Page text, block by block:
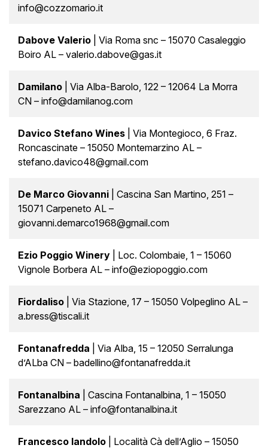
info@cozzomario.it
Dabove Valerio | Via Roma snc – 15070 Casaleggio
Boiro AL – valerio.dabove@gas.it
Damilano | Via Alba-Barolo, 122 – 12064 La Morra
CN – info@damilanog.com
Davico Stefano Wines | Via Montegioco, 6 Fraz.
Roncascinate – 15050 Montemarzino AL –
stefano.davico48@gmail.com
De Marco Giovanni | Cascina San Martino, 251 –
15071 Carpeneto AL –
giovanni.demarco1968@gmail.com
Ezio Poggio Winery | Loc. Colombaie, 1 – 15060
Vignole Borbera AL – info@eziopoggio.com
Fiordaliso | Via Stazione, 17 – 15050 Volpeglino AL –
a.bress@tiscali.it
Fontanafredda | Via Alba, 15 – 12050 Serralunga
d’ALba CN – badellino@fontanafredda.it
Fontanalbina | Cascina Fontanalbina, 1 – 15050
Sarezzano AL – info@fontanalbina.it
Francesco Iandolo | Località Cà dell’Aglio – 15050